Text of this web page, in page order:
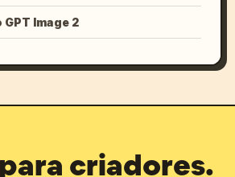
Image 2
criadores.